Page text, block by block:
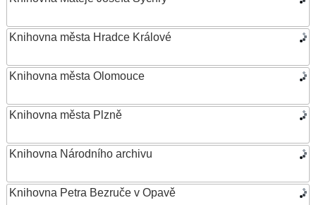
Knihovna města Hradce Králové
Knihovna města Olomouce
Knihovna města Plzně
Knihovna Národního archivu
Knihovna Petra Bezruče v Opavě